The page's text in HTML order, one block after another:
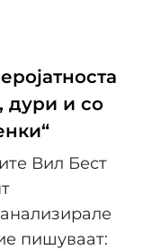
дури и со
Вил Бест
пишуваат: